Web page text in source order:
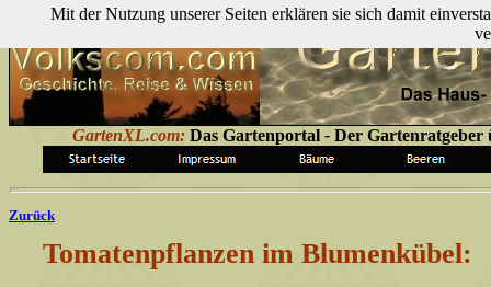
GartenXL.com: Das Gartenportal - Der Gartenratgeber
Zurück
Tomatenpflanzen im Blumenkübel:
Mit der Nutzung unserer Seiten erklären sie sich damit